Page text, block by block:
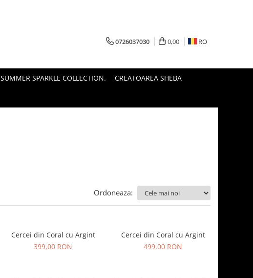
0726037030 0,00 RO
SUMMER SPARKLE COLLECTION. CREATOAREA SHEBA
Ordoneaza:
Cercei din Coral cu Argint
399,00 RON
Cercei din Coral cu Argint
499,00 RON